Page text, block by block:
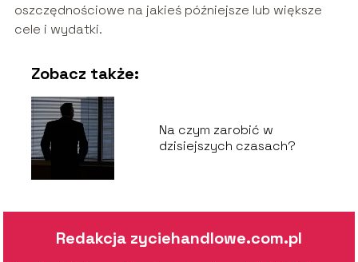
oszczędnościowe na jakieś późniejsze lub większe
cele i wydatki.
Zobacz także:
Na czym zarobić w
dzisiejszych czasach?
Redakcja zyciehandlowe.com.pl